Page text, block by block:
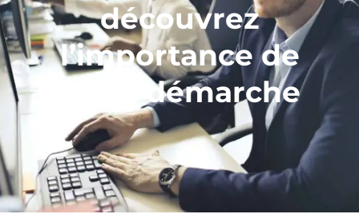
découvrez
l’importance de
cette démarche